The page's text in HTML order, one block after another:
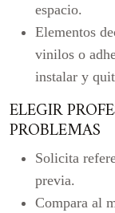
espacio.
Elementos
vinilos o
instalar y
ELEGIR
PROBLEMAS
Solicita
previa.
Compara al